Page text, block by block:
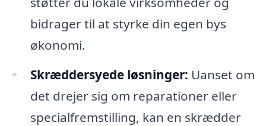
bidrager til at styrke din egen bys
økonomi.
Skræddersyede løsninger: Uanset om
det drejer sig om reparationer eller
specialfremstilling, kan en skrædder